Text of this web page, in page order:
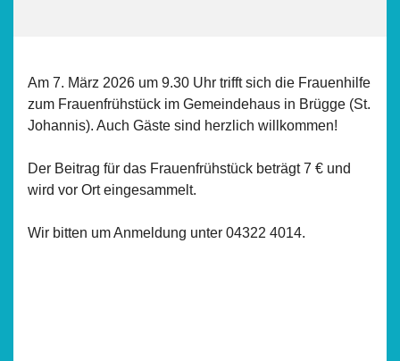
Am 7. März 2026 um 9.30 Uhr trifft sich die Frauenhilfe
zum Frauenfrühstück im Gemeindehaus in Brügge (St.
Johannis). Auch Gäste sind herzlich willkommen!
Der Beitrag für das Frauenfrühstück beträgt 7 € und
wird vor Ort eingesammelt.
Wir bitten um Anmeldung unter 04322 4014.